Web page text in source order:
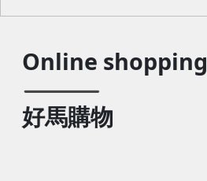
Online shopping
好馬購物